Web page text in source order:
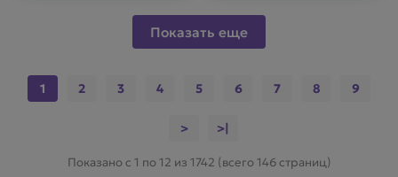
Показать еще
1 2 3 4 5 6 7 8 9
> >|
Показано с 1 по 12 из 1742 (всего 146 страниц)